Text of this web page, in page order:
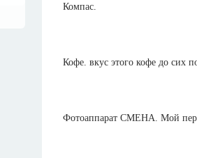
Компас.
Кофе. вкус этого кофе до сих
Фотоаппарат СМЕНА. Мой